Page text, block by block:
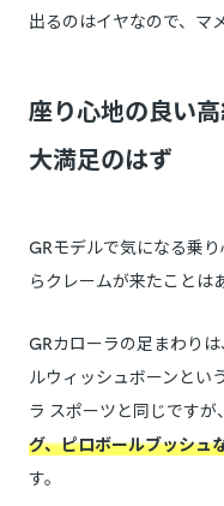
出るのはイヤなので、マ
座り心地の良い
大満足のはず
GRモデルで気になる乗
らクレームが来たことは
GRカローラの足まわり
ルウィッシュボーンとい
ラ スポーツと同じですが、
グ、ピロボールブッシュ
す。